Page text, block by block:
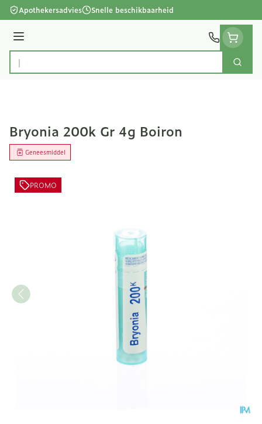
Ga naar de inhoud
Apothekersadvies Snelle beschikbaarheid
Menu
Product, merk, categorie...
Zoek
Bryonia 200k Gr 4g Boiron
Geneesmiddel
PROMO